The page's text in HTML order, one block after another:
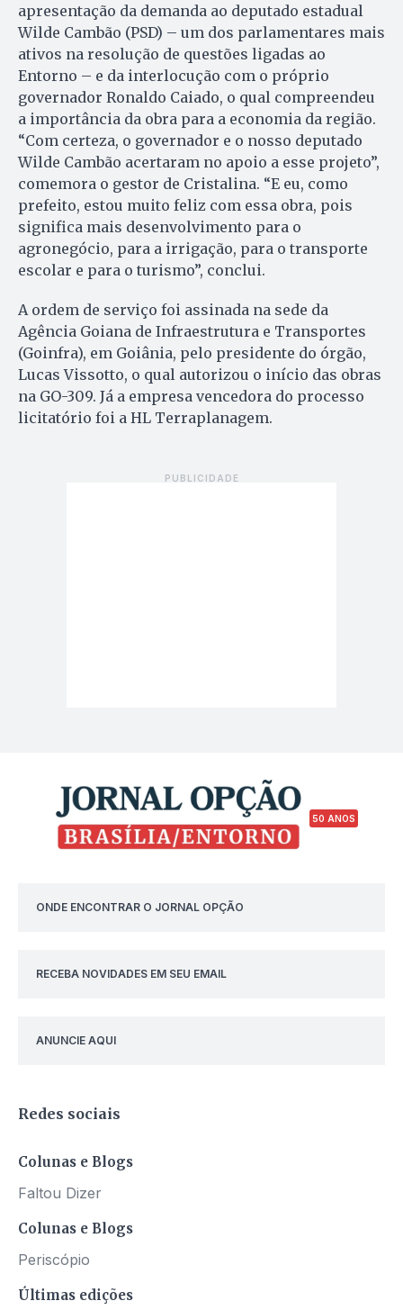
apresentação da demanda ao deputado estadual
Wilde Cambão (PSD) – um dos parlamentares mais
ativos na resolução de questões ligadas ao
Entorno – e da interlocução com o próprio
governador Ronaldo Caiado, o qual compreendeu
a importância da obra para a economia da região.
“Com certeza, o governador e o nosso deputado
Wilde Cambão acertaram no apoio a esse projeto”,
comemora o gestor de Cristalina. “E eu, como
prefeito, estou muito feliz com essa obra, pois
significa mais desenvolvimento para o
agronegócio, para a irrigação, para o transporte
escolar e para o turismo”, conclui.
A ordem de serviço foi assinada na sede da
Agência Goiana de Infraestrutura e Transportes
(Goinfra), em Goiânia, pelo presidente do órgão,
Lucas Vissotto, o qual autorizou o início das obras
na GO-309. Já a empresa vencedora do processo
licitatório foi a HL Terraplanagem.
50 ANOS
ONDE ENCONTRAR O JORNAL OPÇÃO
RECEBA NOVIDADES EM SEU EMAIL
ANUNCIE AQUI
Redes sociais
Colunas e Blogs
Faltou Dizer
Colunas e Blogs
Periscópio
Últimas edições